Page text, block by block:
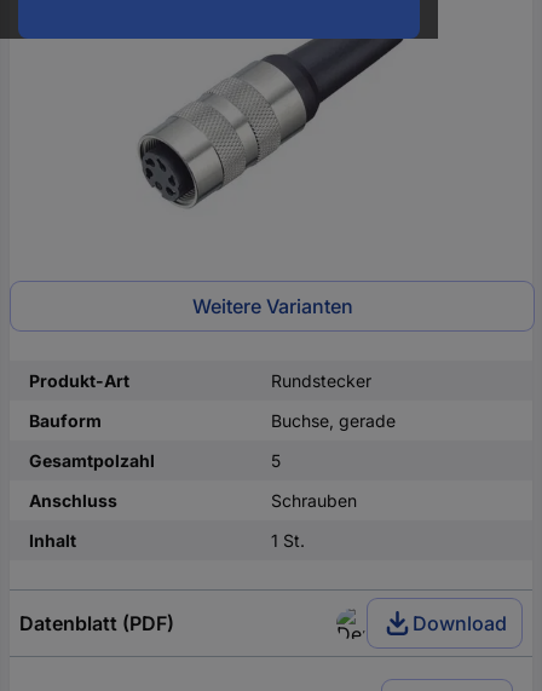
Weitere Varianten
Produkt-Art
Rundstecker
Bauform
Buchse, gerade
Gesamtpolzahl
5
Anschluss
Schrauben
Inhalt
1 St.
Datenblatt (PDF) Download